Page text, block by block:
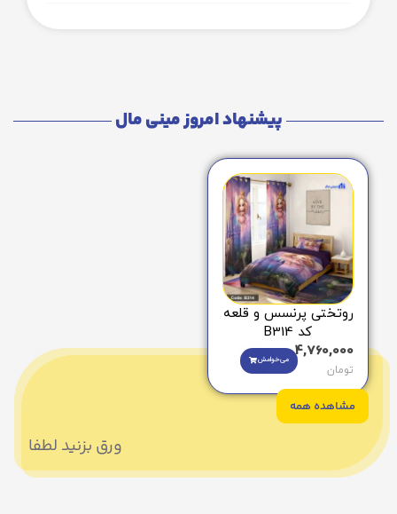
پیشنهاد امروز مینی مال
روتختی پرنسس و قلعه
کد B314
4,760,000
تومان
می‌خوامش
مشاهده همه
ورق بزنید لطفا